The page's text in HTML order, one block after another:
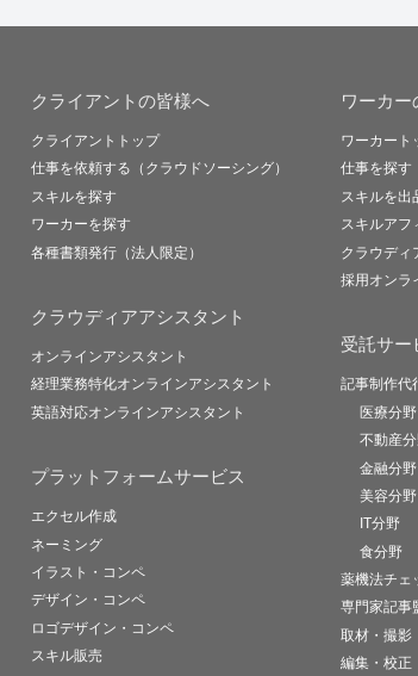
クライアントの皆様へ
クライアントトップ
仕事を依頼する（クラウドソーシング）
スキルを探す
ワーカーを探す
各種書類発行（法人限定）
クラウディアアシスタント
オンラインアシスタント
経理業務特化オンラインアシスタント
英語対応オンラインアシスタント
プラットフォームサービス
エクセル作成
ネーミング
イラスト・コンペ
デザイン・コンペ
ロゴデザイン・コンペ
スキル販売
ワーカー
ワーカート
仕事を探す
スキルを出
スキルアフ
クラウディ
採用オンラ
受託サー
記事制作代
医療分野
不動産
金融分野
美容分野
IT分野
食分野
薬機法チェ
専門家記事
取材・撮影
編集・校正